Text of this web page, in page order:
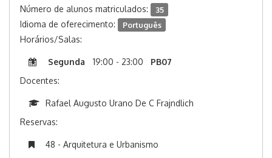
Número de alunos matriculados: 35
Idioma de oferecimento: Português
Horários/Salas:
Segunda 19:00 - 23:00
PB07
Docentes:
Rafael Augusto Urano De C Frajndlich
Reservas:
48 - Arquitetura e Urbanismo